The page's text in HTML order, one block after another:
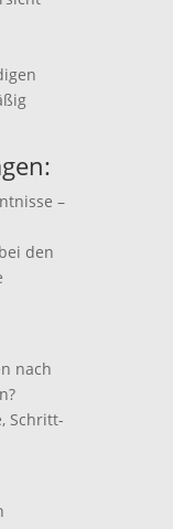
–
den
nach
Schritt-